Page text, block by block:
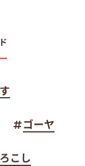
ゴーヤ
こし